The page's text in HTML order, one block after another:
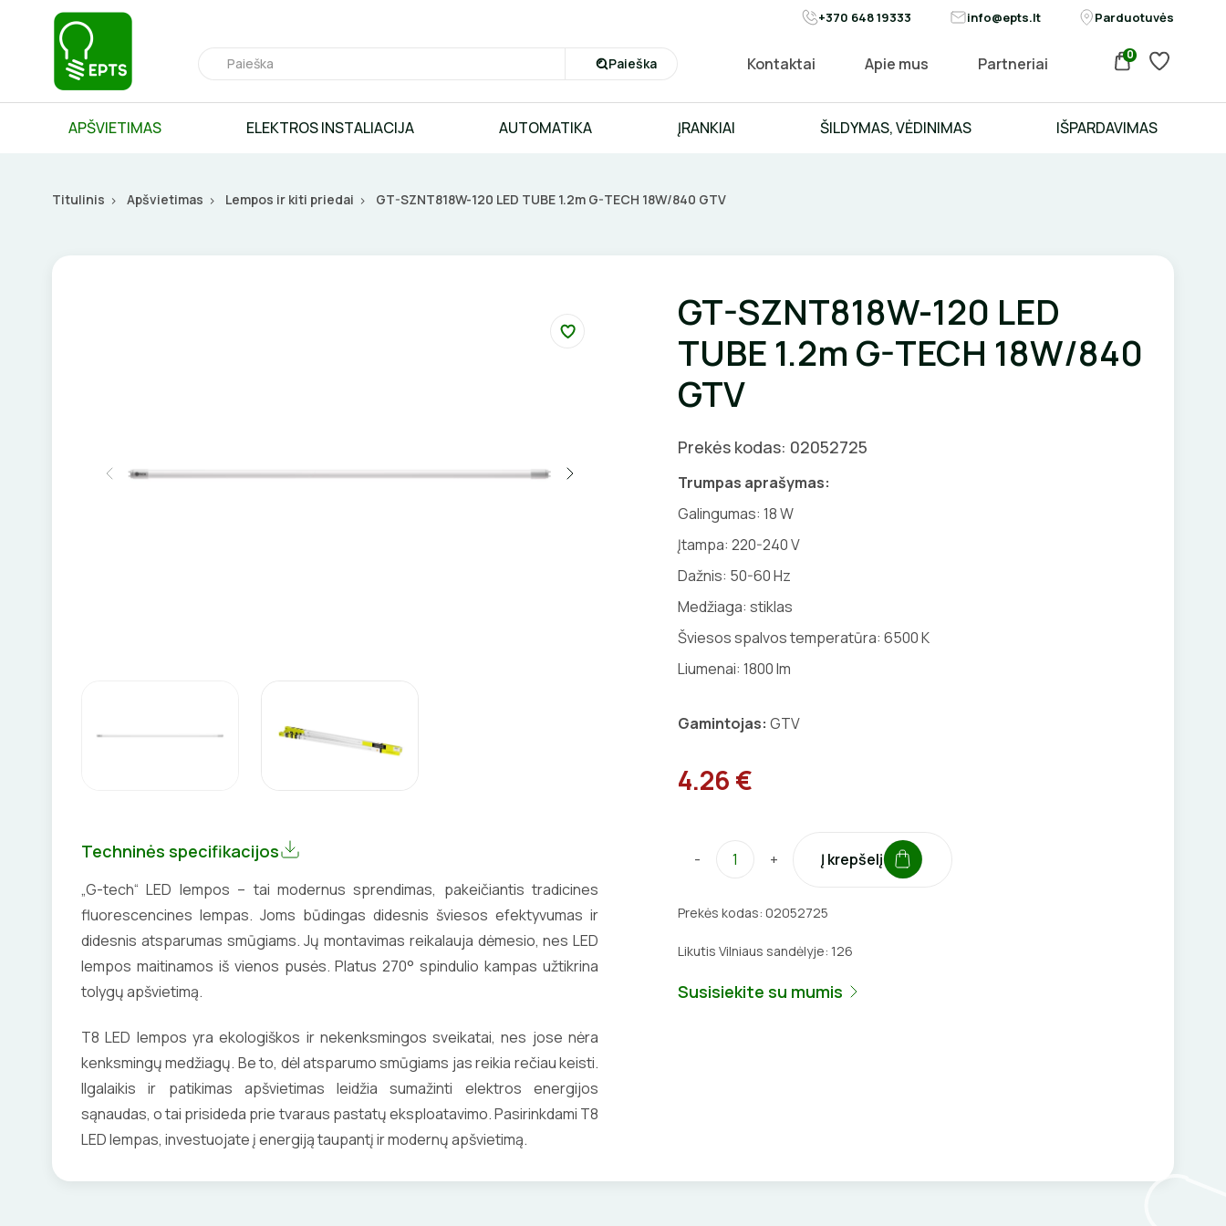
+370 648 19333 info@epts.lt Parduotuvės
Paieška Kontaktai Apie mus Partneriai 0
APŠVIETIMAS ELEKTROS INSTALIACIJA AUTOMATIKA ĮRANKIAI ŠILDYMAS, VĖDINIMAS IŠPARDAVIMAS
Titulinis Apšvietimas Lempos ir kiti priedai GT-SZNT818W-120 LED TUBE 1.2m G-TECH 18W/840 GTV
Techninės specifikacijos
„G-tech“ LED lempos – tai modernus sprendimas, pakeičiantis tradicines
fluorescencines lempas. Joms būdingas didesnis šviesos efektyvumas ir
didesnis atsparumas smūgiams. Jų montavimas reikalauja dėmesio, nes LED
lempos maitinamos iš vienos pusės. Platus 270° spindulio kampas užtikrina
tolygų apšvietimą.
T8 LED lempos yra ekologiškos ir nekenksmingos sveikatai, nes jose nėra
kenksmingų medžiagų. Be to, dėl atsparumo smūgiams jas reikia rečiau keisti.
Ilgalaikis ir patikimas apšvietimas leidžia sumažinti elektros energijos
sąnaudas, o tai prisideda prie tvaraus pastatų eksploatavimo. Pasirinkdami T8
LED lempas, investuojate į energiją taupantį ir modernų apšvietimą.
GT-SZNT818W-120 LED
TUBE 1.2m G-TECH 18W/840
GTV
Prekės kodas: 02052725
Trumpas aprašymas:
Galingumas: 18 W
Įtampa: 220-240 V
Dažnis: 50-60 Hz
Medžiaga: stiklas
Šviesos spalvos temperatūra: 6500 K
Liumenai: 1800 lm
Gamintojas: GTV
4.26 €
- + Į krepšelį
Prekės kodas: 02052725
Likutis Vilniaus sandėlyje: 126
Susisiekite su mumis